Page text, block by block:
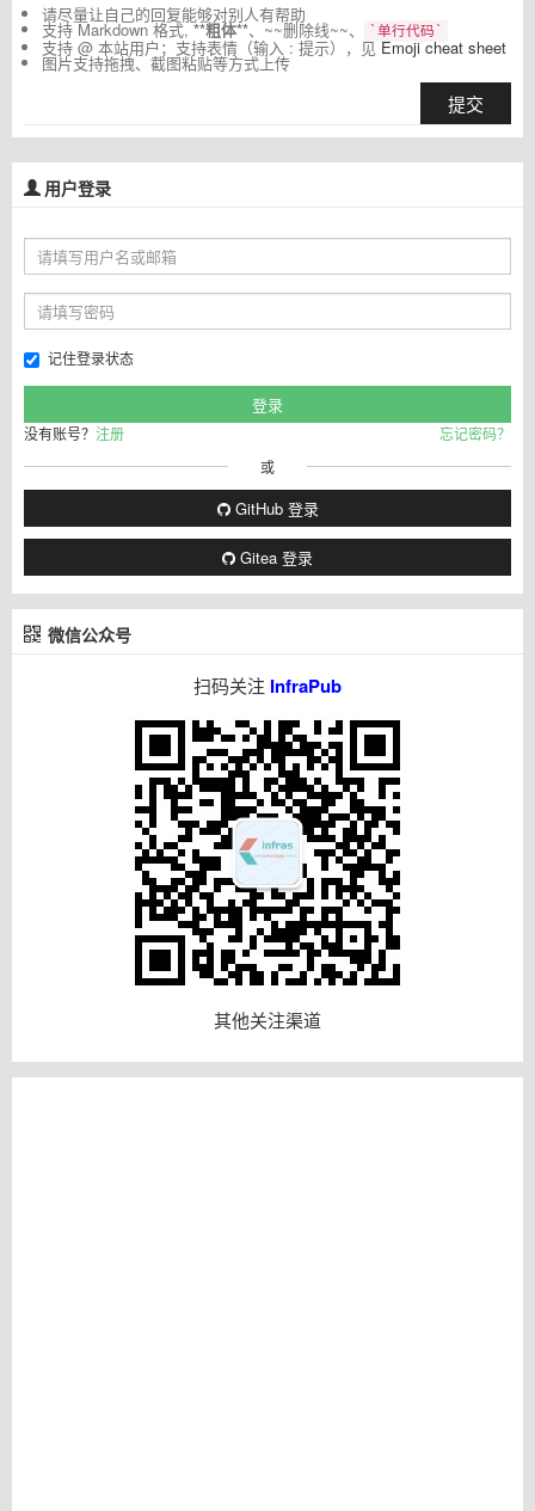
请尽量让自己的回复能够对别人有帮助
支持 Markdown 格式,**粗体**、~~删除线~~、 `单行代码`
支持 @ 本站用户；支持表情（输入 : 提示），见 Emoji cheat sheet
图片支持拖拽、截图粘贴等方式上传
提交
用户登录
记住登录状态
没有账号？ 注册
忘记密码？
或
GitHub 登录
Gitea 登录
微信公众号
扫码关注 InfraPub
其他关注渠道